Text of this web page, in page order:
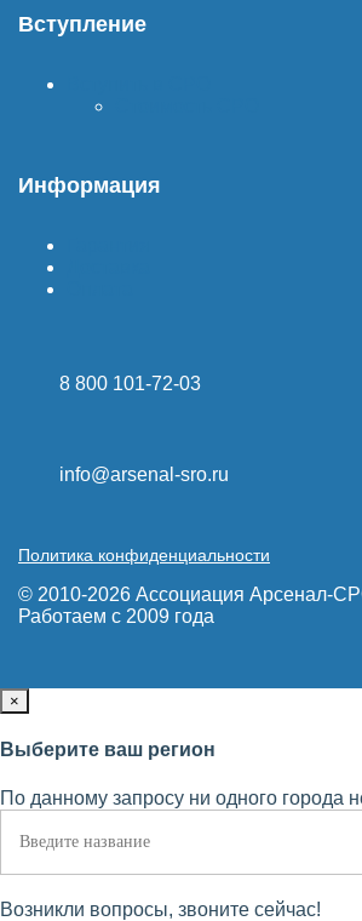
Политика конфиденциальности
Вступление
Информация
8 800 101-72-03
info@arsenal-sro.ru
© 2010-2026 Ассоциация Арсенал-
Работаем с 2009 года
×
Выберите ваш регион
По данному запросу ни одного города
Возникли вопросы, звоните сейчас!